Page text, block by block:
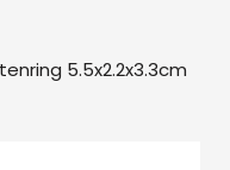
5.5x2.2x3.3cm